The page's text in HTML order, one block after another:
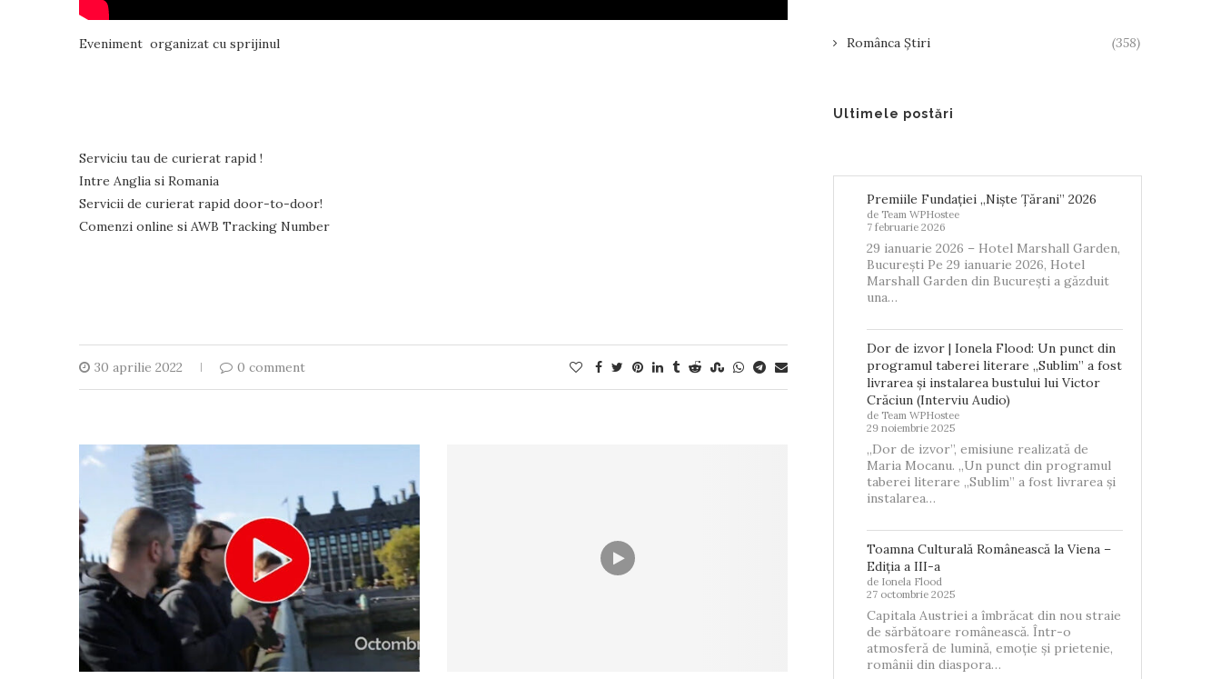
Eveniment organizat cu sprijinul
Serviciu tau de curierat rapid !
Intre Anglia si Romania
Servicii de curierat rapid door-to-door!
Comenzi online si AWB Tracking Number
30 aprilie 2022 0 comment
Românca Știri (358)
Ultimele postări
Premiile Fundației „Niște Țărani” 2026
de Team WPHostee
7 februarie 2026
29 ianuarie 2026 – Hotel Marshall Garden,
București Pe 29 ianuarie 2026, Hotel
Marshall Garden din București a găzduit
una…
Dor de izvor | Ionela Flood: Un punct din
programul taberei literare „Sublim” a fost
livrarea și instalarea bustului lui Victor
Crăciun (Interviu Audio)
de Team WPHostee
29 noiembrie 2025
„Dor de izvor”, emisiune realizată de
Maria Mocanu. „Un punct din programul
taberei literare „Sublim” a fost livrarea și
instalarea…
Toamna Culturală Românească la Viena –
Ediția a III-a
de Ionela Flood
27 octombrie 2025
Capitala Austriei a îmbrăcat din nou straie
de sărbătoare românească. Într-o
atmosferă de lumină, emoție și prietenie,
românii din diaspora…